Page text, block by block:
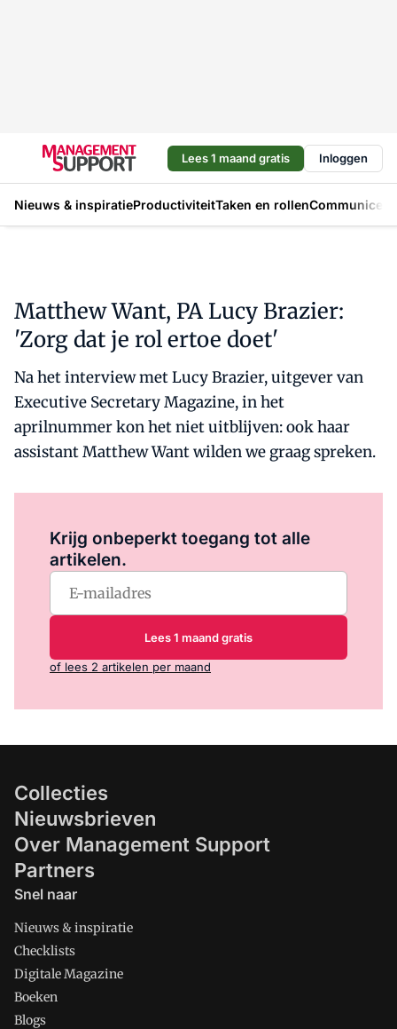
Lees 1 maand gratis Inloggen
Nieuws & inspiratieProductiviteitTaken en rollen
Matthew Want, PA Lucy Brazier:
'Zorg dat je rol ertoe doet'
Na het interview met Lucy Brazier, uitgever van
Executive Secretary Magazine, in het
aprilnummer kon het niet uitblijven: ook haar
assistant Matthew Want wilden we graag spreken.
Krijg onbeperkt toegang tot alle
artikelen.
Lees 1 maand gratis
of lees 2 artikelen per maand
Collecties
Nieuwsbrieven
Over Management Support
Partners
Snel naar
Nieuws & inspiratie
Checklists
Digitale Magazine
Boeken
Blogs